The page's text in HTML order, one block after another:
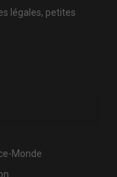
légales, petites
Monde